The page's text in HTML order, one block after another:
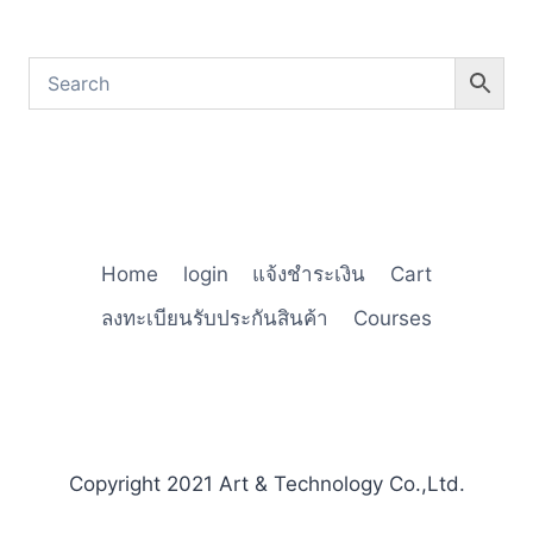
Home login แจ้งชำระเงิน
Cart
ลงทะเบียนรับประกันสินค้า
Courses
Copyright 2021 Art & Technology Co.,Ltd.